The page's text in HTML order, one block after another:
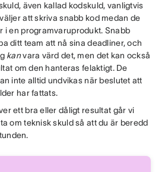
även kallad kodskuld, vanligtvis
att skriva snabb kod medan de
i en programvaruprodukt. Snabb
ditt team att nå sina deadliner, och
kanvara värd det, men det kan också
om den hanteras felaktigt. De
inte alltid undvikas när beslutet att
har fattats.
ett bra eller dåligt resultat går vi
om teknisk skuld så att du är beredd